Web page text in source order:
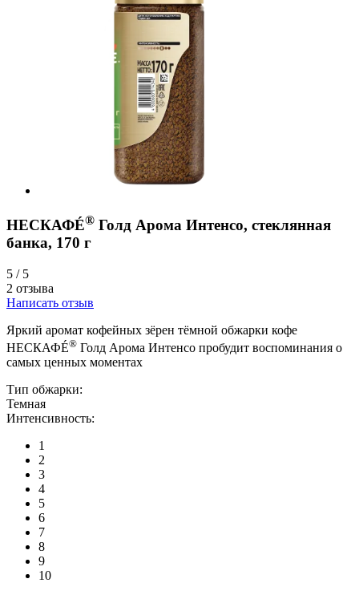
НЕСКАФÉ® Голд Арома Интенсо, стеклянная
банка, 170 г
5 / 5
2 отзыва
Написать отзыв
Яркий аромат кофейных зёрен тёмной обжарки кофе
НЕСКАФÉ® Голд Арома Интенсо пробудит воспоминания о
самых ценных моментах
Тип обжарки:
Темная
Интенсивность:
1
2
3
4
5
6
7
8
9
10